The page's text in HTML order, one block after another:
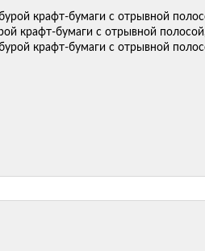
крафт-бумаги с отрывной